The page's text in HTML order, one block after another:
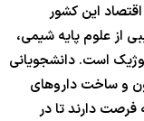
این کشور
از علوم پایه شیمی،
است. دانشجویانی
و ساخت داروهای
فرصت دارند تا در